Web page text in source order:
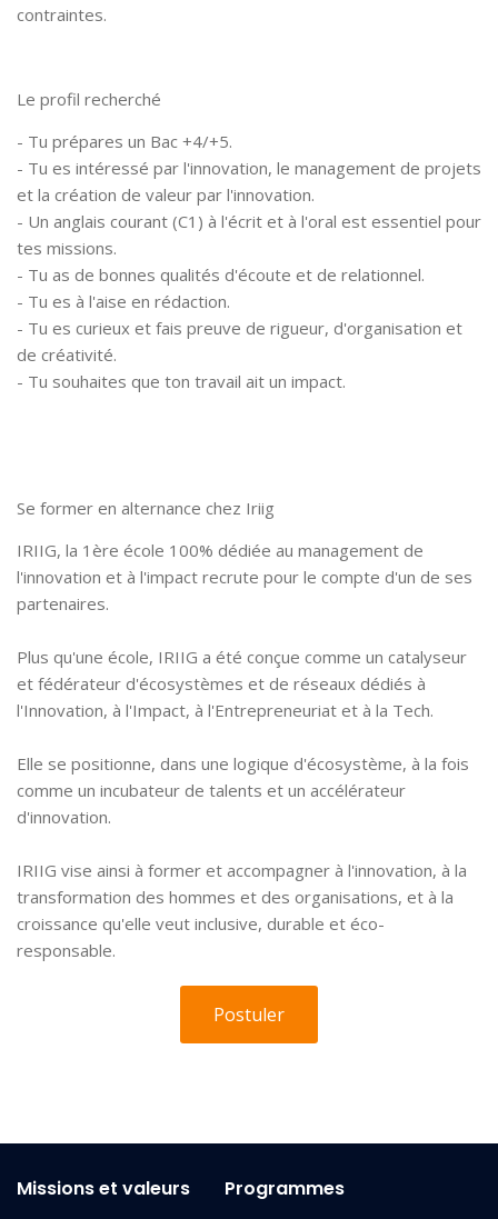
contraintes.
Le profil recherché
- Tu prépares un Bac +4/+5.
- Tu es intéressé par l'innovation, le management de projets
et la création de valeur par l'innovation.
- Un anglais courant (C1) à l'écrit et à l'oral est essentiel pour
tes missions.
- Tu as de bonnes qualités d'écoute et de relationnel.
- Tu es à l'aise en rédaction.
- Tu es curieux et fais preuve de rigueur, d'organisation et
de créativité.
- Tu souhaites que ton travail ait un impact.
Se former en alternance chez Iriig
IRIIG, la 1ère école 100% dédiée au management de
l'innovation et à l'impact recrute pour le compte d'un de ses
partenaires.
Plus qu'une école, IRIIG a été conçue comme un catalyseur
et fédérateur d'écosystèmes et de réseaux dédiés à
l'Innovation, à l'Impact, à l'Entrepreneuriat et à la Tech.
Elle se positionne, dans une logique d'écosystème, à la fois
comme un incubateur de talents et un accélérateur
d'innovation.
IRIIG vise ainsi à former et accompagner à l'innovation, à la
transformation des hommes et des organisations, et à la
croissance qu'elle veut inclusive, durable et éco-
responsable.
Postuler
Missions et valeurs Programmes